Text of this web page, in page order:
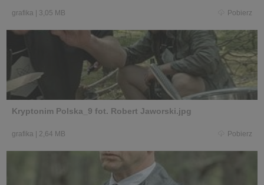
grafika 3,05 MB Pobierz
Kryptonim Polska_9 fot. Robert Jaworski.jpg
grafika 2,64 MB Pobierz